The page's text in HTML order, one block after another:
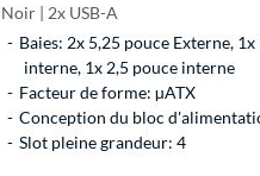
Noir | 2x USB-A
Baies: 2x 5,25 pouce Externe,
interne, 1x 2,5 pouce interne
Facteur de forme: µATX
Conception du bloc
Slot pleine grandeur: 4